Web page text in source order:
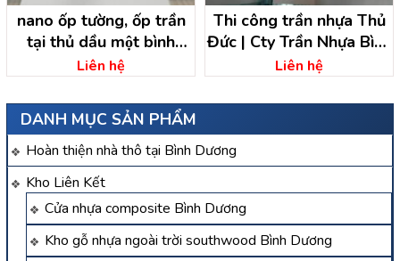
DANH MỤC SẢN PHẨM
Hoàn thiện nhà thô tại Bình Dương
Kho Liên Kết
Cửa nhựa composite Bình Dương
Kho gỗ nhựa ngoài trời southwood Bình Dương
nano ốp tường, ốp trần
tại thủ dầu một bình
dương
Liên hệ
Thi công trần nhựa Thủ
Đức | Cty Trần Nhựa Bình
Dương
Liên hệ